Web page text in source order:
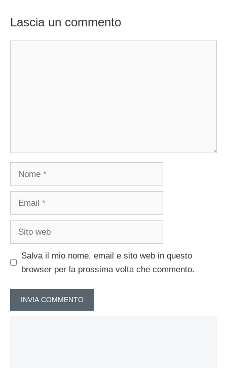
Lascia un commento
Nome
Email
Sito
Salva il mio nome, email e sito web in questo
browser per la prossima volta che commento.